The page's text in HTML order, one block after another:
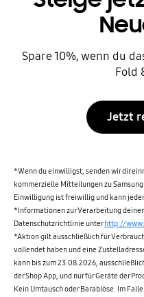
Spare 10%, wenn du
Fold
Jetzt
*Wenn du einwilligst, senden wir dir
kommerzielle Mitteilungen zu
Einwilligung ist freiwillig und kann
*Informationen zur Verarbeitung
Datenschutzrichtlinie unter http://
*Aktion gilt ausschließlich für
vollendet haben und eine
kann bis zum 23.08.2026,
der Shop App, und nur für Geräte der
Kein Umtausch oder Barablöse. Im